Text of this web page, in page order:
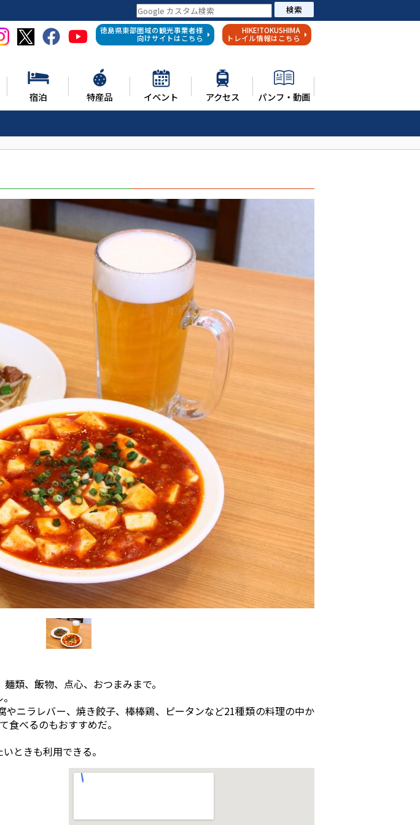
検索
徳島県東部圏域の観光事業者様
向けサイトはこちら
HIKE!TOKUSHIMA
トレイル情報はこちら
宿泊 特産品 イベント アクセス パンフ・動画
類、飯物、点心、おつまみまで。
ニラレバー、焼き餃子、棒棒鶏、ピータンなど21種類の料理の中か
食べるのもおすすめだ。
ときも利用できる。